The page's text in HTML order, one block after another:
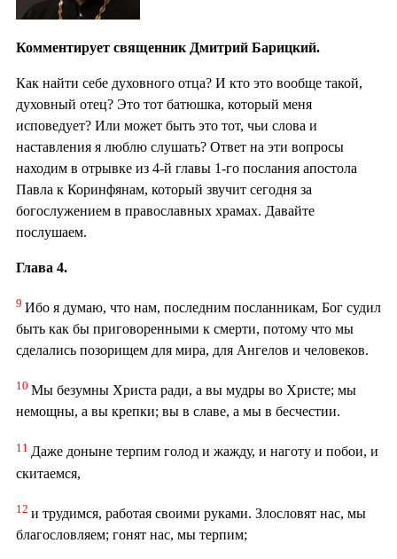
Комментирует священник Дмитрий Барицкий.
Как найти себе духовного отца? И кто это вообще такой,
духовный отец? Это тот батюшка, который меня
исповедует? Или может быть это тот, чьи слова и
наставления я люблю слушать? Ответ на эти вопросы
находим в отрывке из 4-й главы 1-го послания апостола
Павла к Коринфянам, который звучит сегодня за
богослужением в православных храмах. Давайте
послушаем.
Глава 4.
9 Ибо я думаю, что нам, последним посланникам, Бог судил
быть как бы приговоренными к смерти, потому что мы
сделались позорищем для мира, для Ангелов и человеков.
10 Мы безумны Христа ради, а вы мудры во Христе; мы
немощны, а вы крепки; вы в славе, а мы в бесчестии.
11 Даже доныне терпим голод и жажду, и наготу и побои, и
скитаемся,
12 и трудимся, работая своими руками. Злословят нас, мы
благословляем; гонят нас, мы терпим;